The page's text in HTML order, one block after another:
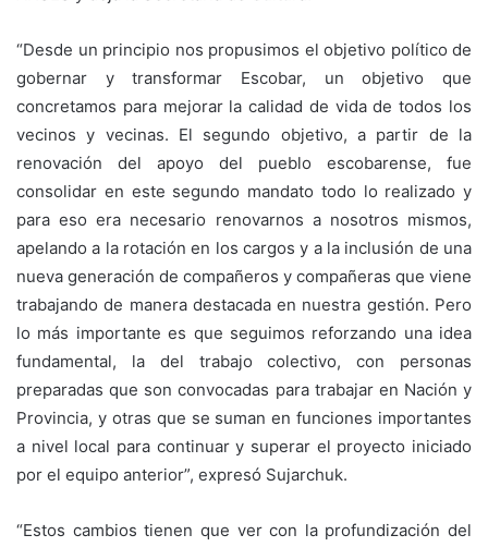
“Desde un principio nos propusimos el objetivo político de
gobernar y transformar Escobar, un objetivo que
concretamos para mejorar la calidad de vida de todos los
vecinos y vecinas. El segundo objetivo, a partir de la
renovación del apoyo del pueblo escobarense, fue
consolidar en este segundo mandato todo lo realizado y
para eso era necesario renovarnos a nosotros mismos,
apelando a la rotación en los cargos y a la inclusión de una
nueva generación de compañeros y compañeras que viene
trabajando de manera destacada en nuestra gestión. Pero
lo más importante es que seguimos reforzando una idea
fundamental, la del trabajo colectivo, con personas
preparadas que son convocadas para trabajar en Nación y
Provincia, y otras que se suman en funciones importantes
a nivel local para continuar y superar el proyecto iniciado
por el equipo anterior”, expresó Sujarchuk.
“Estos cambios tienen que ver con la profundización del